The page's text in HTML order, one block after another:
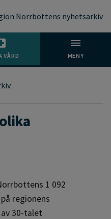
Norrbottens nyhetsarkiv
VÅRD MENY
1 092
regionens
30-talet